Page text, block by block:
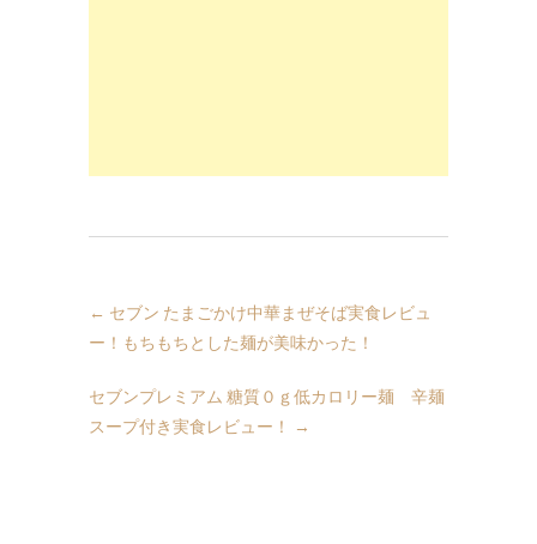
← セブン たまごかけ中華まぜそば実食レビュ
ー！もちもちとした麺が美味かった！
セブンプレミアム 糖質０ｇ低カロリー麺 辛麺
スープ付き実食レビュー！
→